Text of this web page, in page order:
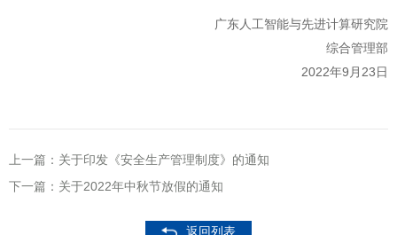
广东人工智能与先进计算研究院
综合管理部
2022年9月23日
上一篇：关于印发《安全生产管理制度》的通知
下一篇：关于2022年中秋节放假的通知
返回列表